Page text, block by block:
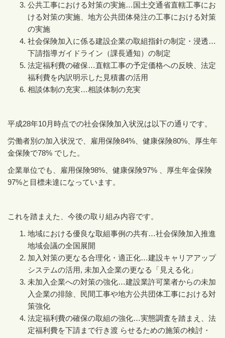
公共工事における対策の実施…国土交通省直轄工事にお
ける対策の実施、地方公共団体発注の工事における対策
の実施
社会保険加入に係る建設企業の取組指針の制定・浸透…
下請指導ガイドライン（課長通知）の制定
法定福利費の確保…直轄工事の予定価格への反映、法定
福利費を内訳明示した見積書の活用
相談体制の充実…相談体制の充実
平成28年10月時点での社会保険加入状況は以下の通りです。
労働者別の加入状況で、雇用保険84% 、健康保険80% 、厚生年
金保険で78% でした。
企業単位でも、雇用保険98% 、健康保険97%
、厚生年金保険
97%と目標未達になっています。
これを踏まえた、今後の取り組み内容です。
地域における優良な取組事例の共有…社会保険加入推進
地域会議の全国展開
加入対策の更なる合理化・適正化…建設キャリアアップ
システムの活用, 未加入企業の更なる「見える化」
未加入企業への対策の強化…建設業許可業者からの未加
入企業の排除、民間工事や地方公共団体工事における対
策強化
法定福利費の確保の取組の強化…実態調査を踏まえ、法
定福利費を下請まで行き渡 らせるための施策の検討・